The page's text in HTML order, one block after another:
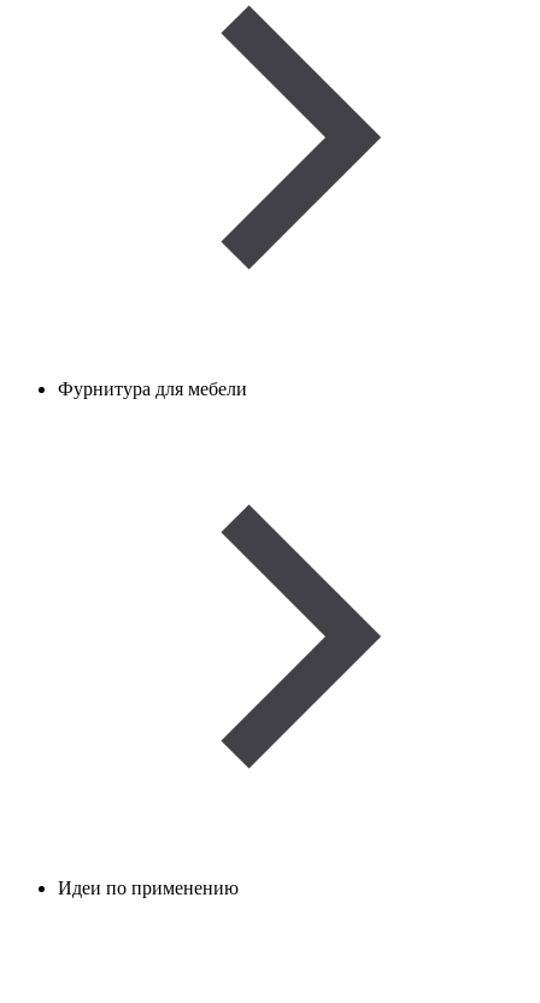
Фурнитура для мебели
Идеи по применению